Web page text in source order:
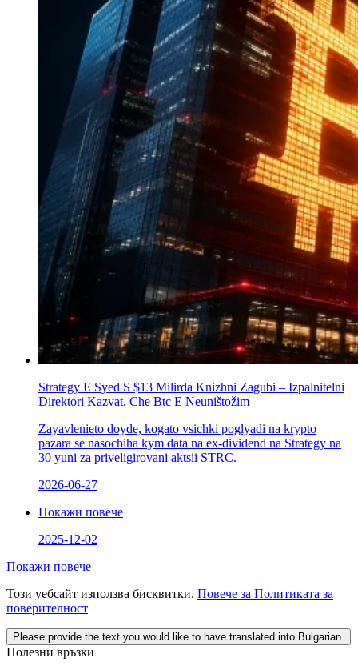
Strategy Е Syed S $13 Milirda Knizhni Zagubi – Izpalnitelni
Direktori Kazvat, Che Btc E Neuništožim
Zayavlenieto doyde, kogato vsichki poglyadi na krypto
pazara se nasochіha kym data na ex-dividend na Strategy na
30 yuni za priveligirovani aktsii STRC.
2026-06-27
Покажи повече
2025-12-02
Покажи повече
Този уебсайт използва бисквитки. Повече за Политиката за
поверителност
Please provide the text you would like to have translated into Bulgarian.
Полезни връзки